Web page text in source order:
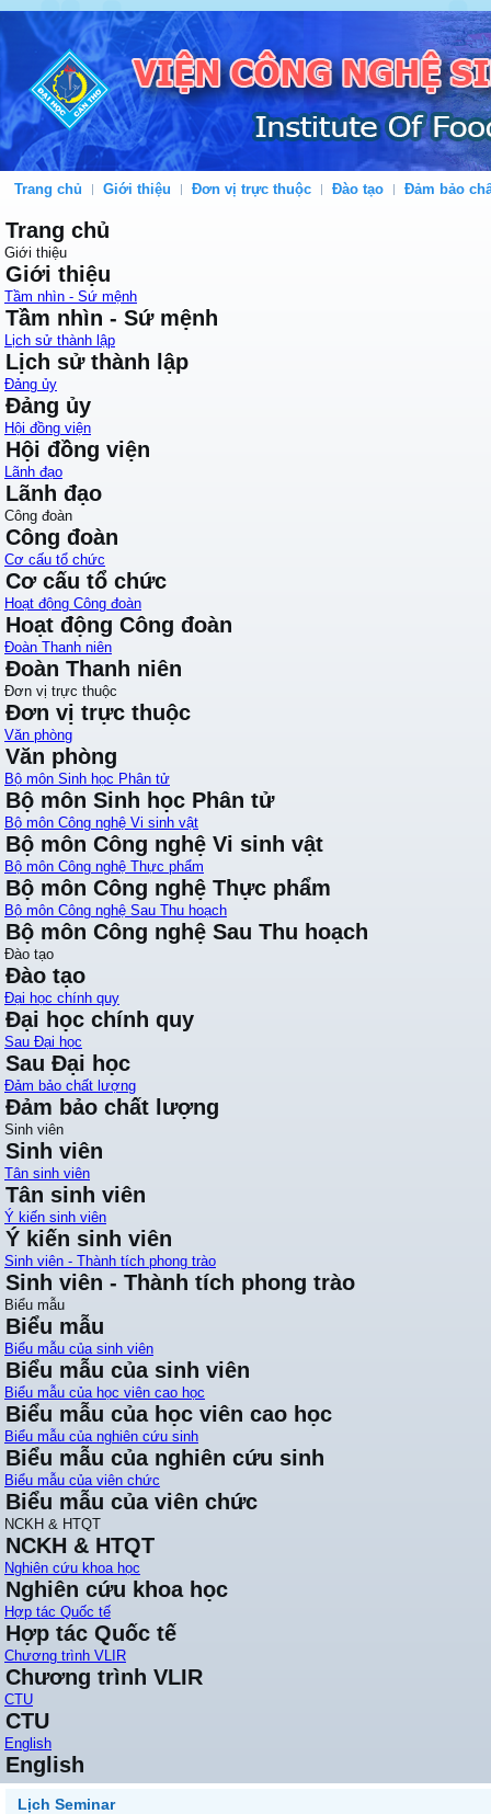
Trang chủ Giới thiệu Đơn vị trực thuộc Đào tạo Đảm bảo
Trang chủ
Giới thiệu
Giới thiệu
Tầm nhìn - Sứ mệnh
Tầm nhìn - Sứ mệnh
Lịch sử thành lập
Lịch sử thành lập
Đảng ủy
Đảng ủy
Hội đồng viện
Hội đồng viện
Lãnh đạo
Lãnh đạo
Công đoàn
Công đoàn
Cơ cấu tổ chức
Cơ cấu tổ chức
Hoạt động Công đoàn
Hoạt động Công đoàn
Đoàn Thanh niên
Đoàn Thanh niên
Đơn vị trực thuộc
Đơn vị trực thuộc
Văn phòng
Văn phòng
Bộ môn Sinh học Phân tử
Bộ môn Sinh học Phân tử
Bộ môn Công nghệ Vi sinh vật
Bộ môn Công nghệ Vi sinh vật
Bộ môn Công nghệ Thực phẩm
Bộ môn Công nghệ Thực phẩm
Bộ môn Công nghệ Sau Thu hoạch
Bộ môn Công nghệ Sau Thu hoạch
Đào tạo
Đào tạo
Đại học chính quy
Đại học chính quy
Sau Đại học
Sau Đại học
Đảm bảo chất lượng
Đảm bảo chất lượng
Sinh viên
Sinh viên
Tân sinh viên
Tân sinh viên
Ý kiến sinh viên
Ý kiến sinh viên
Sinh viên - Thành tích phong trào
Sinh viên - Thành tích phong trào
Biểu mẫu
Biểu mẫu
Biểu mẫu của sinh viên
Biểu mẫu của sinh viên
Biểu mẫu của học viên cao học
Biểu mẫu của học viên cao học
Biểu mẫu của nghiên cứu sinh
Biểu mẫu của nghiên cứu sinh
Biểu mẫu của viên chức
Biểu mẫu của viên chức
NCKH & HTQT
NCKH & HTQT
Nghiên cứu khoa học
Nghiên cứu khoa học
Hợp tác Quốc tế
Hợp tác Quốc tế
Chương trình VLIR
Chương trình VLIR
CTU
CTU
English
English
Lịch Seminar